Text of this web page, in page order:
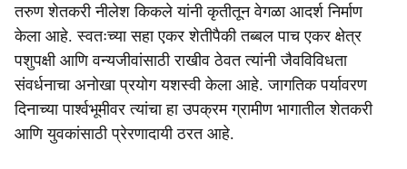
r
e
तरुण शेतकरी नीलेश किकले यांनी कृतीतून वेगळा आदर्श निर्माण
केला आहे. स्वतःच्या सहा एकर शेतीपैकी तब्बल पाच एकर क्षेत्र
पशुपक्षी आणि वन्यजीवांसाठी राखीव ठेवत त्यांनी जैवविविधता
संवर्धनाचा अनोखा प्रयोग यशस्वी केला आहे. जागतिक पर्यावरण
दिनाच्या पार्श्वभूमीवर त्यांचा हा उपक्रम ग्रामीण भागातील शेतकरी
आणि युवकांसाठी प्रेरणादायी ठरत आहे.